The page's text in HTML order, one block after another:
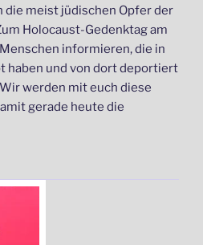
die meist jüdischen Opfer der
Holocaust-Gedenktag am
informieren, die in
haben und von dort deportiert
werden mit euch diese
gerade heute die